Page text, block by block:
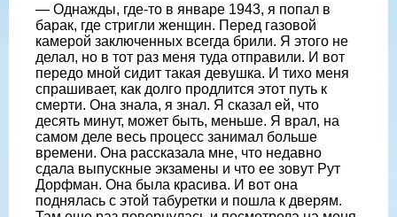
— Однажды, где-то в январе 1943, я попал в
барак, где стригли женщин. Перед газовой
камерой заключенных всегда брили. Я этого не
делал, но в тот раз меня туда отправили. И вот
передо мной сидит такая девушка. И тихо меня
спрашивает, как долго продлится этот путь к
смерти. Она знала, я знал. Я сказал ей, что
десять минут, может быть, меньше. Я врал, на
самом деле весь процесс занимал больше
времени. Она рассказала мне, что недавно
сдала выпускные экзамены и что ее зовут Рут
Дорфман. Она была красива. И вот она
поднялась с этой табуретки и пошла к дверям.